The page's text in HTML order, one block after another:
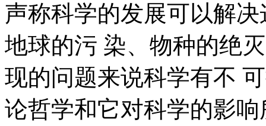
声称科学的发展可以解
地球的污 染、物种的绝
现的问题来说科学有不
论哲学和它对科学的影